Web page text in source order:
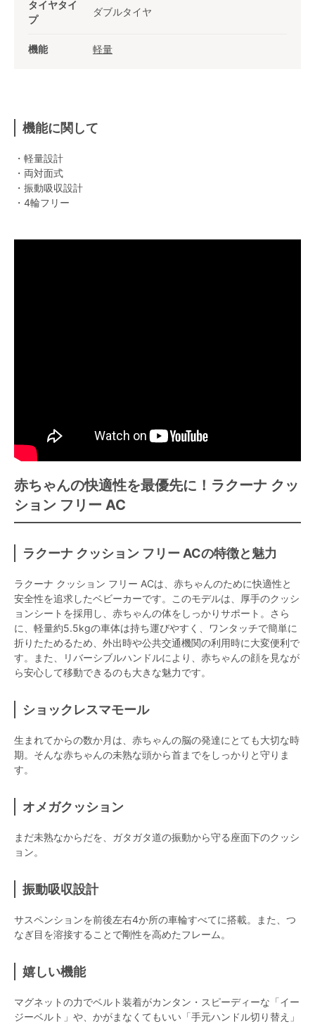
タイヤタイ
プ
ダブルタイヤ
機能 軽量
機能に関して
・軽量設計
・両対面式
・振動吸収設計
・4輪フリー
赤ちゃんの快適性を最優先に！ラクーナ クッ
ション フリー AC
ラクーナ クッション フリー ACの特徴と魅力
ラクーナ クッション フリー ACは、赤ちゃんのために快適性と
安全性を追求したベビーカーです。このモデルは、厚手のクッシ
ョンシートを採用し、赤ちゃんの体をしっかりサポート。さら
に、軽量約5.5kgの車体は持ち運びやすく、ワンタッチで簡単に
折りたためるため、外出時や公共交通機関の利用時に大変便利で
す。また、リバーシブルハンドルにより、赤ちゃんの顔を見なが
ら安心して移動できるのも大きな魅力です。
ショックレスマモール
生まれてからの数か月は、赤ちゃんの脳の発達にとても大切な時
期。そんな赤ちゃんの未熟な頭から首までをしっかりと守りま
す。
オメガクッション
まだ未熟なからだを、ガタガタ道の振動から守る座面下のクッシ
ョン。
振動吸収設計
サスペンションを前後左右4か所の車輪すべてに搭載。また、つ
なぎ目を溶接することで剛性を高めたフレーム。
嬉しい機能
マグネットの力でベルト装着がカンタン・スピーディーな「イー
ジーベルト」や、かがまなくてもいい「手元ハンドル切り替え」